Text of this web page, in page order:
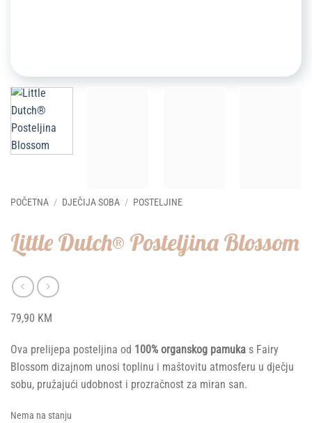
POČETNA / DJEČIJA SOBA / POSTELJINE
Little Dutch® Posteljina Blossom
79,90 KM
Ova prelijepa posteljina od 100% organskog pamuka s Fairy
Blossom dizajnom unosi toplinu i maštovitu atmosferu u dječju
sobu, pružajući udobnost i prozračnost za miran san.
Nema na stanju